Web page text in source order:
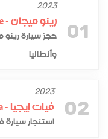
01
2023
رينو ميجان - Renault Megane
حجز سيارة
وأنطاليا
02
2023
فيات إيجيا - Fiat Egea
استئجار